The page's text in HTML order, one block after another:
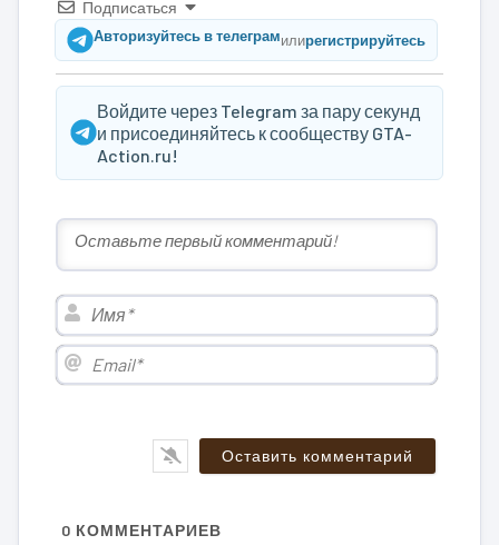
Подписаться
Авторизуйтесь в телеграмилирегистрируйтесь
Войдите через Telegram за пару секунд
и присоединяйтесь к сообществу GTA-
Action.ru!
Имя*
Email*
0 КОММЕНТАРИЕВ